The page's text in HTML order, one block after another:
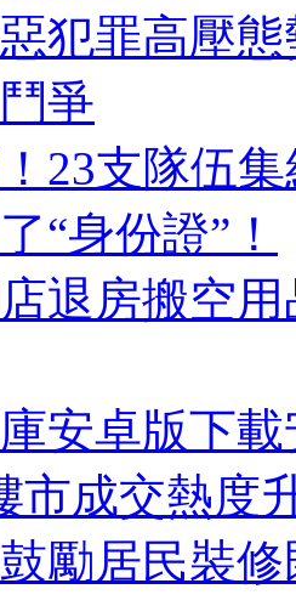
犯罪高壓
爭
23支隊伍
“身份證”！
退房搬空
安卓版下
市成交熱度
勵居民裝